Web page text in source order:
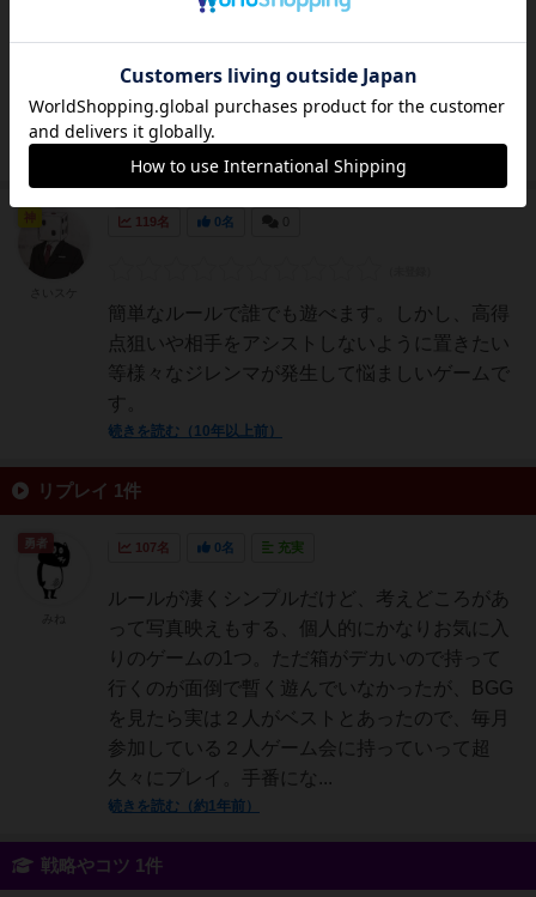
色であれば複数枚重ねておくことができ、得点
面が対応する色が無い場合、裏返しておくこと
でそこを無得点にすることができます。簡単な
ルールでサクッと入りや...
119名 0名
簡単なルールで誰でも遊べます。しかし、高得
点狙いや相手をアシストしないように置きたい
等様々なジレンマが発生して悩ましいゲームで
す。
続きを読む（10年以上前）
リプレイ 1件
107名 0名 充実
ルールが凄くシンプルだけど、考えどころがあ
って写真映えもする、個人的にかなりお気に入
りのゲームの1つ。ただ箱がデカいので持って
行くのが面倒で暫く遊んでいなかったが、BGG
を見たら実は２人がベストとあったので、毎月
参加している２人ゲーム会に持っていって超
久々にプレイ。手番にな...
続きを読む（約1年前）
勇者
戦略やコツ 1件